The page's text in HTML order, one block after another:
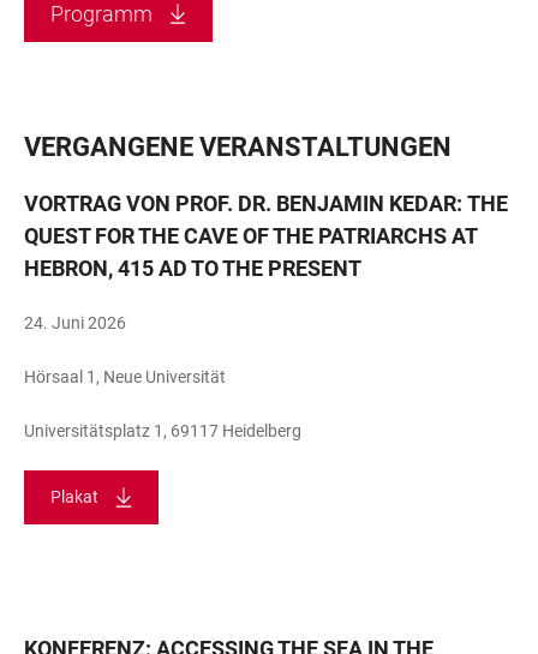
Programm
VERGANGENE VERANSTALTUNGEN
VORTRAG VON PROF. DR. BENJAMIN KEDAR: THE
QUEST FOR THE CAVE OF THE PATRIARCHS AT
HEBRON, 415 AD TO THE PRESENT
24. Juni 2026
Hörsaal 1, Neue Universität
Universitätsplatz 1, 69117 Heidelberg
Plakat
KONFERENZ: ACCESSING THE SEA IN THE